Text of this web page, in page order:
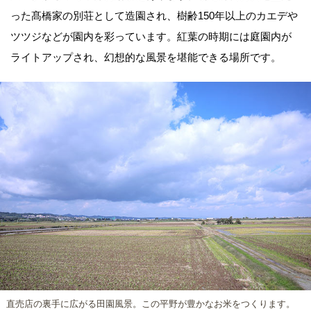
った髙橋家の別荘として造園され、樹齢150年以上のカエデや
ツツジなどが園内を彩っています。紅葉の時期には庭園内が
ライトアップされ、幻想的な風景を堪能できる場所です。
直売店の裏手に広がる田園風景。この平野が豊かなお米をつくります。